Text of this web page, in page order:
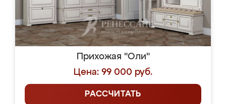
Прихожая "Оли"
Цена: 99 000 руб.
РАССЧИТАТЬ